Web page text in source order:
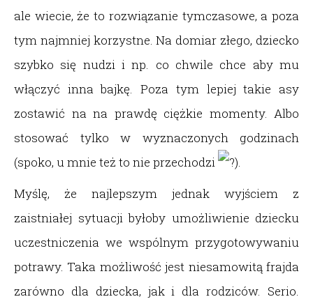
ale wiecie, że to rozwiązanie tymczasowe, a poza
tym najmniej korzystne. Na domiar złego, dziecko
szybko się nudzi i np. co chwile chce aby mu
włączyć inna bajkę. Poza tym lepiej takie asy
zostawić na na prawdę ciężkie momenty. Albo
stosować tylko w wyznaczonych godzinach
(spoko, u mnie też to nie przechodzi
).
Myślę, że najlepszym jednak wyjściem z
zaistniałej sytuacji byłoby umożliwienie dziecku
uczestniczenia we wspólnym przygotowywaniu
potrawy. Taka możliwość jest niesamowitą frajda
zarówno dla dziecka, jak i dla rodziców. Serio.